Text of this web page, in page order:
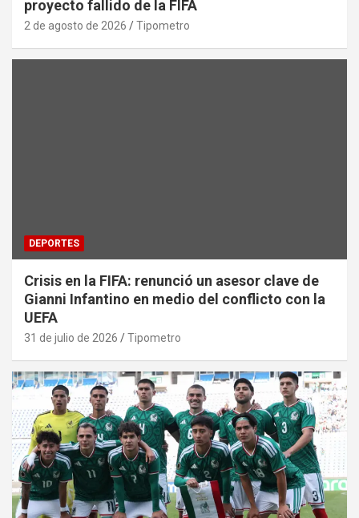
proyecto fallido de la FIFA
2 de agosto de 2026 Tipometro
DEPORTES
Crisis en la FIFA: renunció un asesor clave de
Gianni Infantino en medio del conflicto con la
UEFA
31 de julio de 2026 Tipometro